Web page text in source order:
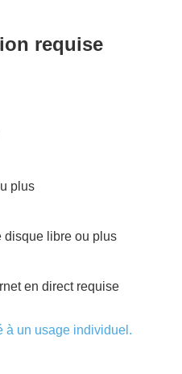
requise
plus
disque libre ou plus
en direct requise
à un usage individuel.